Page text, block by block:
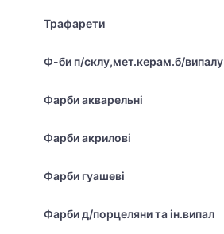
Трафарети
Ф-би п/склу,мет.керам.б/випалу
Фарби акварельні
Фарби акрилові
Фарби гуашеві
Фарби д/порцеляни та ін.випал